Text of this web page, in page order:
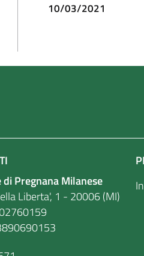
10/03/2021
di Pregnana Milanese
Liberta', 1 - 20006 (MI)